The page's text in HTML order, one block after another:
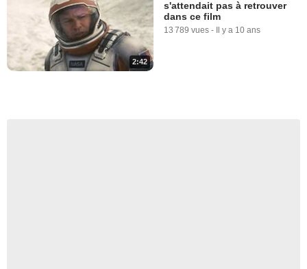
2:42
s'attendait pas à retrouver
dans ce film
13 789 vues - Il y a 10 ans